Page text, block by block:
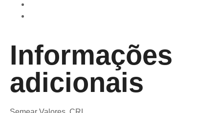
Informações
adicionais